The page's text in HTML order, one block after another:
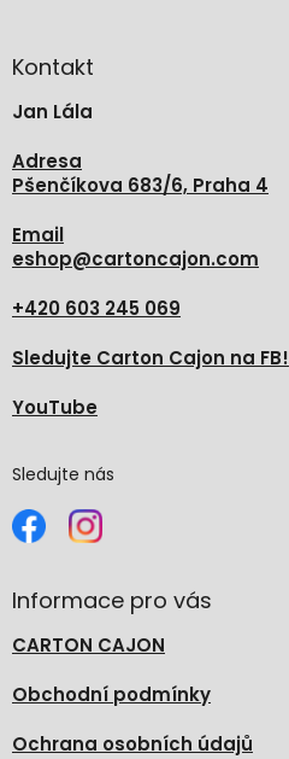
aKontakt
Jan Lála
Adresa
Pšenčíkova 683/6, Praha 4
Email
eshop@cartoncajon.com
+420 603 245 069
Sledujte Carton Cajon na FB!
YouTube
Sledujte nás
Informace pro vás
CARTON CAJON
Obchodní podmínky
Ochrana osobních údajů